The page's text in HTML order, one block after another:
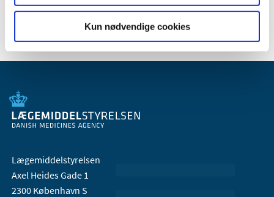
Kun nødvendige cookies
2005 (2)
Lægemiddelstyrelsen
Axel Heides Gade 1
2300 København S